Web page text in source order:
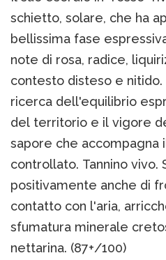
schietto, solare, che ha
bellissima fase
note di rosa, radice,
contesto disteso e
ricerca dell'equilibrio
del territorio e il vigore
sapore che accompagna
controllato. Tannino vivo.
positivamente anche di
contatto con l'aria,
sfumatura minerale
nettarina. (87+/100)